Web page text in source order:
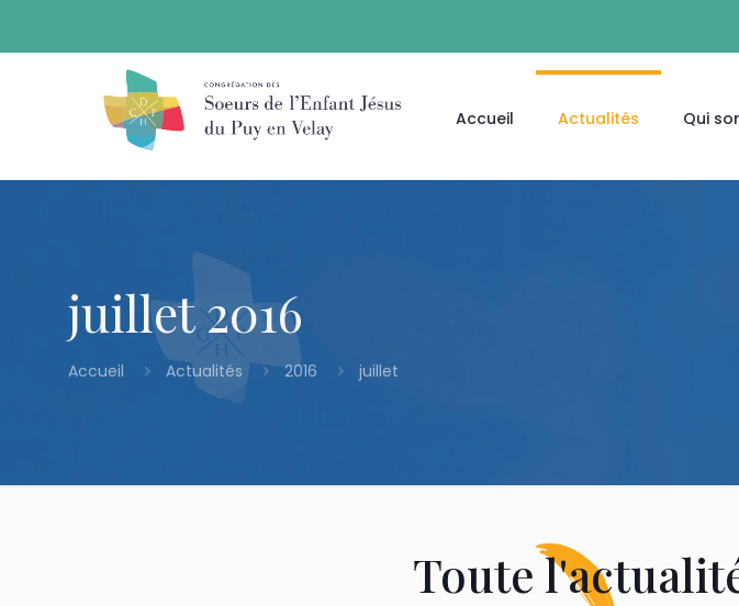
Accueil Actualités Qui
juillet 2016
Accueil Actualités 2016 juillet
Toute